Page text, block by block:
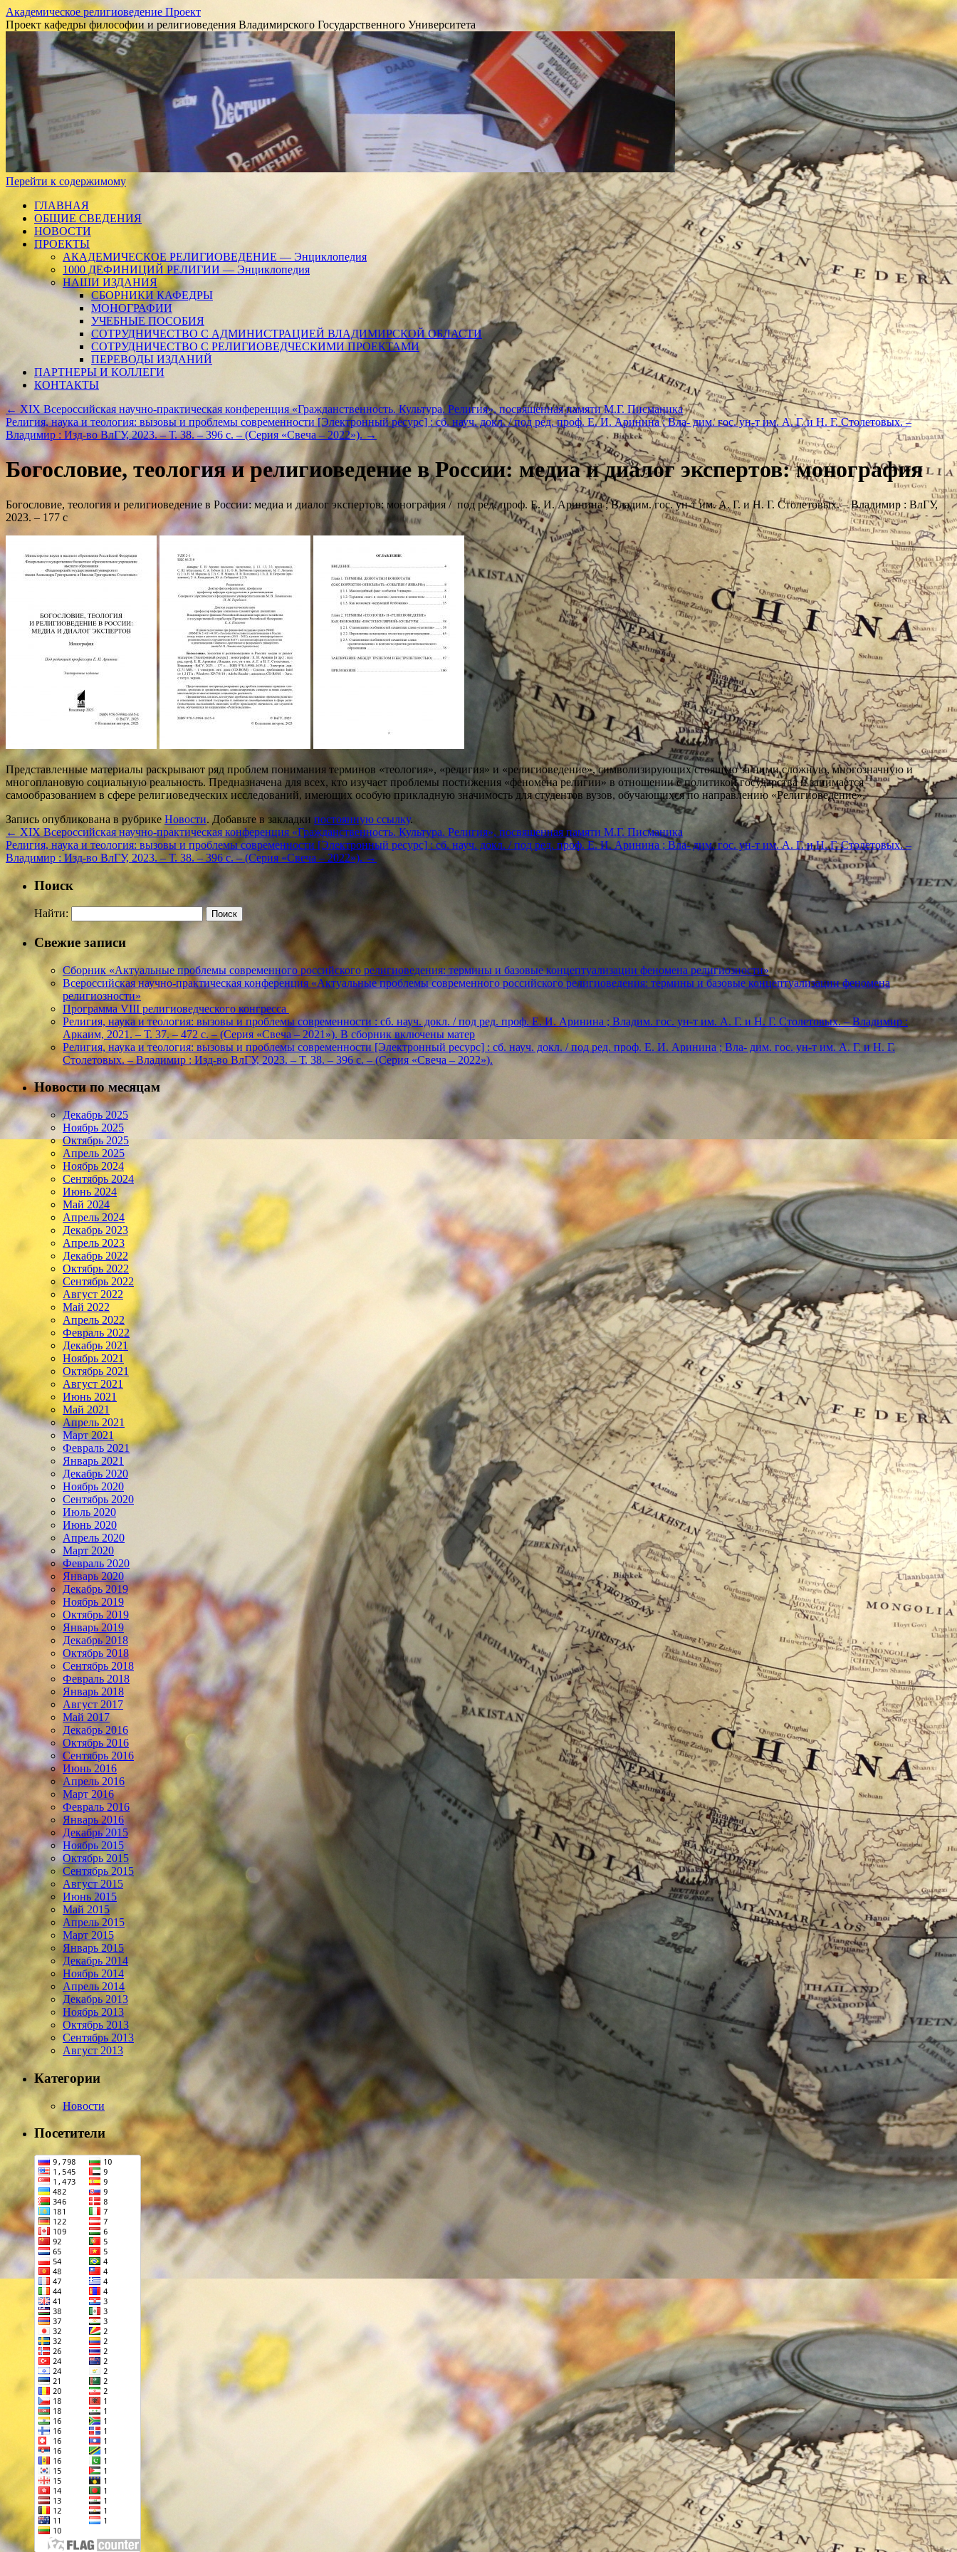
Академическое религиоведение Проект
Проект кафедры философии и религиоведения Владимирского Государственного Университета
Перейти к содержимому
ГЛАВНАЯ
ОБЩИЕ СВЕДЕНИЯ
НОВОСТИ
ПРОЕКТЫ
АКАДЕМИЧЕСКОЕ РЕЛИГИОВЕДЕНИЕ — Энциклопедия
1000 ДЕФИНИЦИЙ РЕЛИГИИ — Энциклопедия
НАШИ ИЗДАНИЯ
СБОРНИКИ КАФЕДРЫ
МОНОГРАФИИ
УЧЕБНЫЕ ПОСОБИЯ
СОТРУДНИЧЕСТВО С АДМИНИСТРАЦИЕЙ ВЛАДИМИРСКОЙ ОБЛАСТИ
СОТРУДНИЧЕСТВО С РЕЛИГИОВЕДЧЕСКИМИ ПРОЕКТАМИ
ПЕРЕВОДЫ ИЗДАНИЙ
ПАРТНЕРЫ И КОЛЛЕГИ
КОНТАКТЫ
← XIX Всероссийская научно-практическая конференция «Гражданственность. Культура. Религия», посвященная памяти М.Г. Писманика
Религия, наука и теология: вызовы и проблемы современности [Электронный ресурс] : сб. науч. докл. / под ред. проф. Е. И. Аринина ; Вла- дим. гос. ун-т им. А. Г. и Н. Г. Столетовых. –
Владимир : Изд-во ВлГУ, 2023. – Т. 38. – 396 с. – (Серия «Свеча – 2022»). →
Богословие, теология и религиоведение в России: медиа и диалог экспертов: монография
Богословие, теология и религиоведение в России: медиа и диалог экспертов: монография / под ред. проф. Е. И. Аринина ; Владим. гос. ун-т им. А. Г. и Н. Г. Столетовых. – Владимир : ВлГУ,
2023. ‒ 177 с
Представленные материалы раскрывают ряд проблем понимания терминов «теология», «религия» и «религиоведение», символизирующих стоящую за ними сложную, многозначную и
многоплановую социальную реальность. Предназначена для всех, кто изучает проблемы постижения «феномена религии» в отношении с политикой государства и занимается
самообразованием в сфере религиоведческих исследований, имеющих особую прикладную значимость для студентов вузов, обучающихся по направлению «Религиоведение».
Запись опубликована в рубрике Новости. Добавьте в закладки постоянную ссылку.
← XIX Всероссийская научно-практическая конференция «Гражданственность. Культура. Религия», посвященная памяти М.Г. Писманика
Религия, наука и теология: вызовы и проблемы современности [Электронный ресурс] : сб. науч. докл. / под ред. проф. Е. И. Аринина ; Вла- дим. гос. ун-т им. А. Г. и Н. Г. Столетовых. –
Владимир : Изд-во ВлГУ, 2023. – Т. 38. – 396 с. – (Серия «Свеча – 2022»). →
Поиск
Найти:
Свежие записи
Сборник «Актуальные проблемы современного российского религиоведения: термины и базовые концептуализации феномена религиозности»
Всероссийская научно-практическая конференция «Актуальные проблемы современного российского религиоведения: термины и базовые концептуализации феномена
религиозности»
Программа VIII религиоведческого конгресса
Религия, наука и теология: вызовы и проблемы современности : сб. науч. докл. / под ред. проф. Е. И. Аринина ; Владим. гос. ун-т им. А. Г. и Н. Г. Столетовых. – Владимир :
Аркаим, 2021. – Т. 37. – 472 с. – (Серия «Свеча – 2021»). В сборник включены матер
Религия, наука и теология: вызовы и проблемы современности [Электронный ресурс] : сб. науч. докл. / под ред. проф. Е. И. Аринина ; Вла- дим. гос. ун-т им. А. Г. и Н. Г.
Столетовых. – Владимир : Изд-во ВлГУ, 2023. – Т. 38. – 396 с. – (Серия «Свеча – 2022»).
Новости по месяцам
Декабрь 2025
Ноябрь 2025
Октябрь 2025
Апрель 2025
Ноябрь 2024
Сентябрь 2024
Июнь 2024
Май 2024
Апрель 2024
Декабрь 2023
Апрель 2023
Декабрь 2022
Октябрь 2022
Сентябрь 2022
Август 2022
Май 2022
Апрель 2022
Февраль 2022
Декабрь 2021
Ноябрь 2021
Октябрь 2021
Август 2021
Июнь 2021
Май 2021
Апрель 2021
Март 2021
Февраль 2021
Январь 2021
Декабрь 2020
Ноябрь 2020
Сентябрь 2020
Июль 2020
Июнь 2020
Апрель 2020
Март 2020
Февраль 2020
Январь 2020
Декабрь 2019
Ноябрь 2019
Октябрь 2019
Январь 2019
Декабрь 2018
Октябрь 2018
Сентябрь 2018
Февраль 2018
Январь 2018
Август 2017
Май 2017
Декабрь 2016
Октябрь 2016
Сентябрь 2016
Июнь 2016
Апрель 2016
Март 2016
Февраль 2016
Январь 2016
Декабрь 2015
Ноябрь 2015
Октябрь 2015
Сентябрь 2015
Август 2015
Июнь 2015
Май 2015
Апрель 2015
Март 2015
Январь 2015
Декабрь 2014
Ноябрь 2014
Апрель 2014
Декабрь 2013
Ноябрь 2013
Октябрь 2013
Сентябрь 2013
Август 2013
Категории
Новости
Посетители